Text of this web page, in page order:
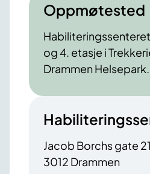
Oppmøtested
Habiliteringssenteret
og 4. etasje i
Drammen Helsepark.
Jacob Borchs gate 21
3012 Drammen